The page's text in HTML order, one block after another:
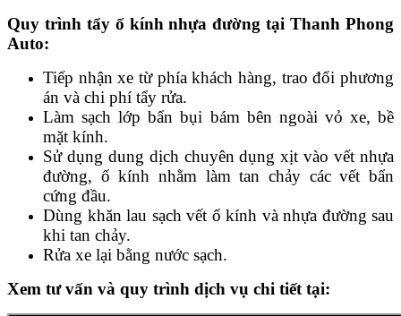
Quy trình tẩy ố kính nhựa đường tại Thanh Phong
Auto:
Tiếp nhận xe từ phía khách hàng, trao đổi phương
án và chi phí tẩy rửa.
Làm sạch lớp bẩn bụi bám bên ngoài vỏ xe, bề
mặt kính.
Sử dụng dung dịch chuyên dụng xịt vào vết nhựa
đường, ố kính nhằm làm tan chảy các vết bẩn
cứng đầu.
Dùng khăn lau sạch vết ố kính và nhựa đường sau
khi tan chảy.
Rửa xe lại bằng nước sạch.
Xem tư vấn và quy trình dịch vụ chi tiết tại: